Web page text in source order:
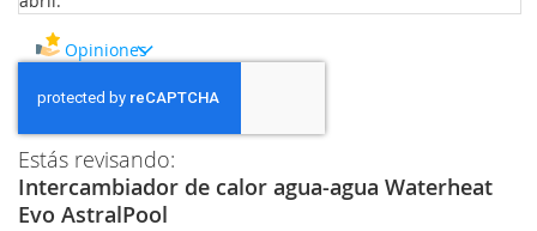
Opiniones
Estás revisando:
Intercambiador de calor agua-agua Waterheat
Evo AstralPool